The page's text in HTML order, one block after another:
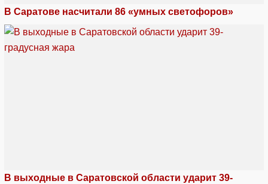
В Саратове насчитали 86 «умных светофоров»
В выходные в Саратовской области ударит 39-